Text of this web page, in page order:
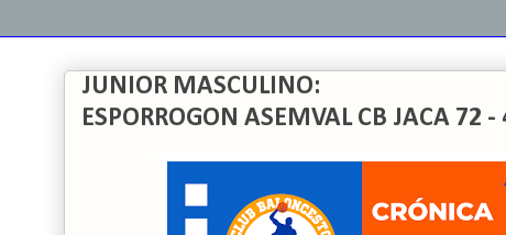
JUNIOR MASCULINO:
ESPORROGON ASEMVAL CB JACA 72 -